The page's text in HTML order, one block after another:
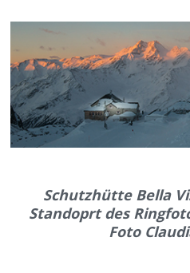
Schutzhütte Bella
Standoprt des
Foto